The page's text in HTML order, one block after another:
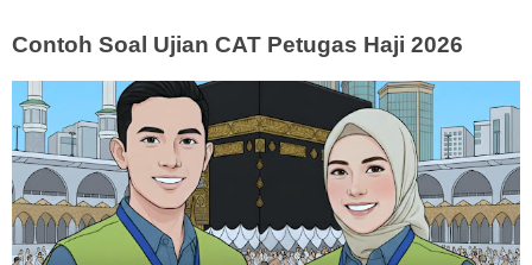
Contoh Soal Ujian CAT Petugas Haji 2026